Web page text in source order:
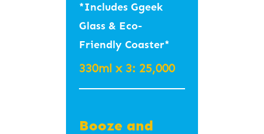
Old Peculiar 올
드 피큘리어
5.6% IBU 23
#EnglishTraditiona
#커피대신
– Chamomile
Medley 카모마일
Caffein-Free #심신
– Peach Yuzu Green
Richter’s
Original Sour
Mash Whiskey
*Includes Ggeek
Glass & Eco-
Friendly Coaster*
330ml x 3: 25,000
Booze and